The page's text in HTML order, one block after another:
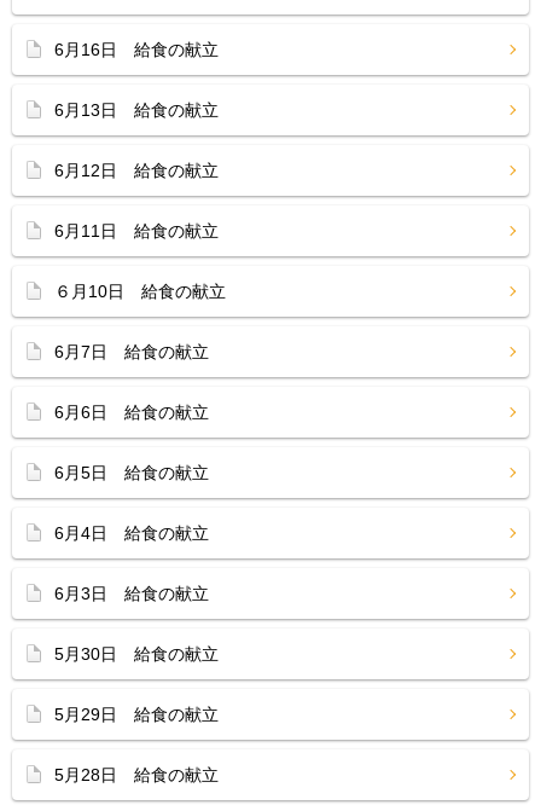
6月16日 給食の献立
6月13日 給食の献立
6月12日 給食の献立
6月11日 給食の献立
６月10日 給食の献立
6月7日 給食の献立
6月6日 給食の献立
6月5日 給食の献立
6月4日 給食の献立
6月3日 給食の献立
5月30日 給食の献立
5月29日 給食の献立
5月28日 給食の献立